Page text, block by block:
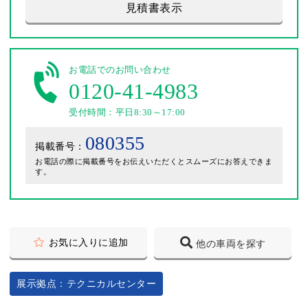
展示拠点：テクニカルセンター
見積書表示
お電話でのお問い合わせ
0120-41-4983
受付時間：平日8:30～17:00
掲載番号： 080355
お電話の際に掲載番号をお伝えいただくとスムーズにお答えできま
す。
お気に入りに追加 他の車両を探す